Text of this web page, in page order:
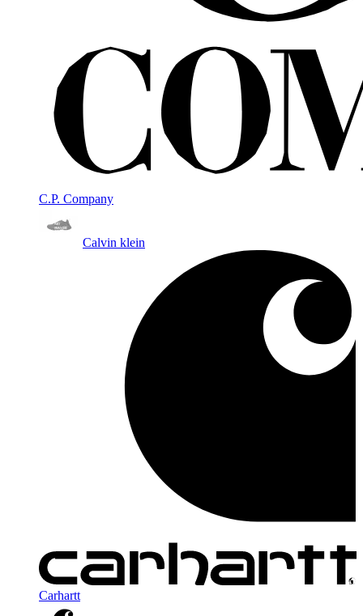
C.P. Company
Calvin klein
Carhartt